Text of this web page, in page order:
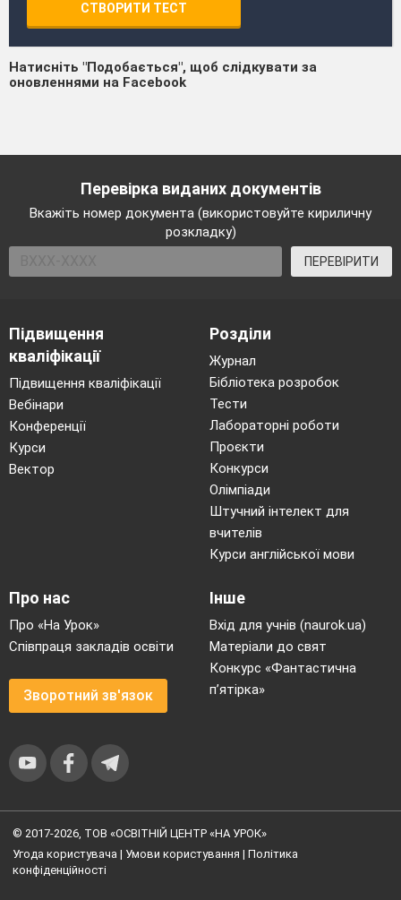
СТВОРИТИ ТЕСТ
Натисніть "Подобається", щоб слідкувати за
оновленнями на Facebook
Перевірка виданих документів
Вкажіть номер документа (використовуйте кириличну
розкладку)
ПЕРЕВІРИТИ
Підвищення
кваліфікації
Підвищення кваліфікації
Вебінари
Конференції
Курси
Вектор
Розділи
Журнал
Бібліотека розробок
Тести
Лабораторні роботи
Проєкти
Конкурси
Олімпіади
Штучний інтелект для
вчителів
Курси англійської мови
Про нас
Про «На Урок»
Співпраця закладів освіти
Зворотний зв'язок
Інше
Вхід для учнів (naurok.ua)
Матеріали до свят
Конкурс «Фантастична
п’ятірка»
© 2017-2026, ТОВ «ОСВІТНІЙ ЦЕНТР «НА УРОК»
Угода користувача | Умови користування | Політика
конфіденційності